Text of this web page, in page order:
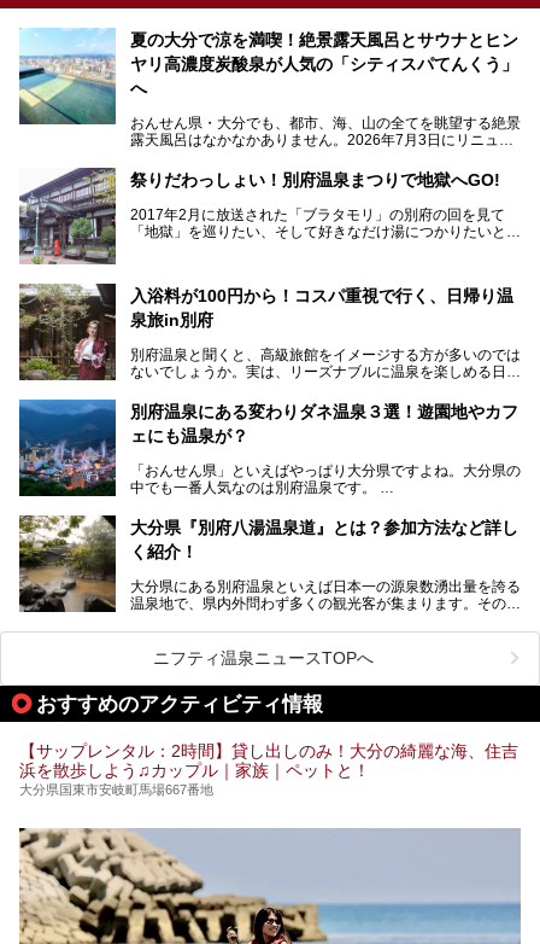
夏の大分で涼を満喫！絶景露天風呂とサウナとヒン
ヤリ高濃度炭酸泉が人気の「シティスパてんくう」
へ
おんせん県・大分でも、都市、海、山の全てを眺望する絶景
露天風呂はなかなかありません。2026年7月3日にリニュー
てんくう(CITY SPA てんくう)」は、なんとJR大分駅直結と
いう利便性の高さ！
地上80mという圧倒的な開放感が魅力。温泉、ロウリュサウ
ナ、そしてひんやりとした約27度の高濃度炭酸泉で交互浴
併設の「JR九州ホテル ブラッサム大分」に泊まって、この
「シティスパてんくう」をたっぷり満喫してきたのでレポー
ルダウンできるスイーツ情報と併せてお楽しみください！
提供元：大分県【PR】
この記事は大分県のPR記事です。
祭りだわっしょい！別府温泉まつりで地獄へGO!
2017年2月に放送された「ブラタモリ」の別府の回を見て
「地獄」を巡りたい、そして好きなだけ湯につかりたいと切
まつり」が開催されます。その期間は嬉しいことに100以上
の共同浴場がなんと無料開放されるんです！普段から入浴料
が100円と安いのに、いいんですかタダにしちゃって!?
しかも4/2には「東京ディズニーリゾートスペシャルパレー
ド」も行われます。つまり別府に行けば「地獄」も「ミッキ
ーマウス」も拝める稀有なイベントですよ、これは行くしか
ない！
源泉数、湧出量ともに日本一の温泉県とも言われる大分県。
な市営温泉をまとめました。
Let’s go to Hell !
入浴料が100円から！コスパ重視で行く、日帰り温
泉旅in別府
別府温泉と聞くと、高級旅館をイメージする方が多いのでは
ないでしょうか。実は、リーズナブルに温泉を楽しめる日帰
で楽しめる「大分県の別府温泉」に注目してみました。
ニフティ温泉がオススメする温泉施設を紹介しちゃいます！
別府温泉にある変わりダネ温泉３選！遊園地やカフ
ェにも温泉が？
「おんせん県」といえばやっぱり大分県ですよね。大分県の
中でも一番人気なのは別府温泉です。
中いても飽きません。
普通に温泉に浸かる以外にも、別府地獄巡りや砂湯などは有
名ですよね。
別府温泉は共同湯も多く、家庭やマンションにも温泉を引い
ている所もあります。
あるんです。
これを読んで別府温泉巡りの参考になればと思います。
大分県『別府八湯温泉道』とは？参加方法など詳し
く紹介！
大分県にある別府温泉といえば日本一の源泉数湧出量を誇る
温泉地で、県内外問わず多くの観光客が集まります。その別
八湯温泉道とは別府八湯を巡る体験型イベントで、施設を回
って88ヶ所のスタンプを集めて温泉名人の認定を目指すと
いうものです。
別府には朝早くから夜遅くまでやっている地元に根付いた銭
湯や、日帰りのみの大きな施設など様々な形態の温泉があり
人を目指してみてはいかがでしょうか？
ニフティ温泉ニュースTOPへ
おすすめのアクティビティ情報
【サップレンタル：2時間】貸し出しのみ！大分の綺麗な海、住吉
浜を散歩しよう♫カップル｜家族｜ペットと！
大分県国東市安岐町馬場667番地